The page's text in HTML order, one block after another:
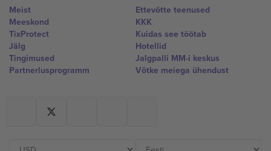
Meist
Meeskond
TixProtect
Jälg
Tingimused
Partnerlusprogramm
Ettevõtte teenused
KKK
Kuidas see töötab
Hotellid
Jalgpalli MM-i keskus
Võtke meiega ühendust